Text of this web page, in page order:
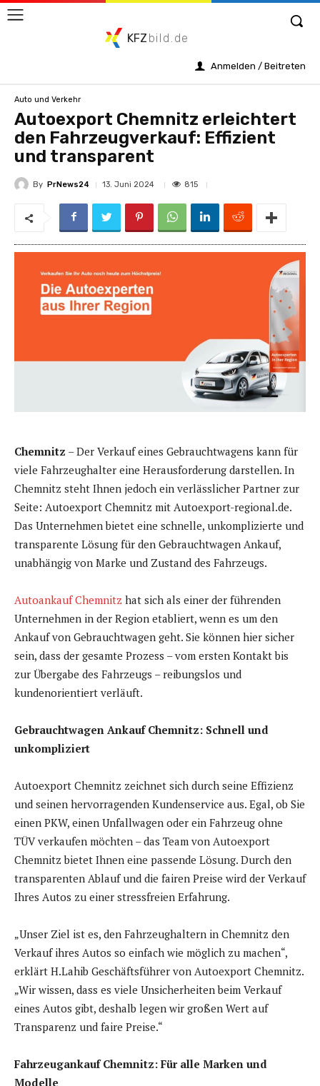
KFZ bild.de
Anmelden / Beitreten
Auto und Verkehr
Autoexport Chemnitz erleichtert
den Fahrzeugverkauf: Effizient
und transparent
By PrNews24 13. Juni 2024 815
Chemnitz – Der Verkauf eines Gebrauchtwagens kann für
viele Fahrzeughalter eine Herausforderung darstellen. In
Chemnitz steht Ihnen jedoch ein verlässlicher Partner zur
Seite: Autoexport Chemnitz mit Autoexport-regional.de.
Das Unternehmen bietet eine schnelle, unkomplizierte und
transparente Lösung für den Gebrauchtwagen Ankauf,
unabhängig von Marke und Zustand des Fahrzeugs.
Autoankauf Chemnitz hat sich als einer der führenden
Unternehmen in der Region etabliert, wenn es um den
Ankauf von Gebrauchtwagen geht. Sie können hier sicher
sein, dass der gesamte Prozess – vom ersten Kontakt bis
zur Übergabe des Fahrzeugs – reibungslos und
kundenorientiert verläuft.
Gebrauchtwagen Ankauf Chemnitz: Schnell und
unkompliziert
Autoexport Chemnitz zeichnet sich durch seine Effizienz
und seinen hervorragenden Kundenservice aus. Egal, ob Sie
einen PKW, einen Unfallwagen oder ein Fahrzeug ohne
TÜV verkaufen möchten – das Team von Autoexport
Chemnitz bietet Ihnen eine passende Lösung. Durch den
transparenten Ablauf und die fairen Preise wird der Verkauf
Ihres Autos zu einer stressfreien Erfahrung.
„Unser Ziel ist es, den Fahrzeughaltern in Chemnitz den
Verkauf ihres Autos so einfach wie möglich zu machen“,
erklärt H.Lahib Geschäftsführer von Autoexport Chemnitz.
„Wir wissen, dass es viele Unsicherheiten beim Verkauf
eines Autos gibt, deshalb legen wir großen Wert auf
Transparenz und faire Preise.“
Fahrzeugankauf Chemnitz: Für alle Marken und
Modelle